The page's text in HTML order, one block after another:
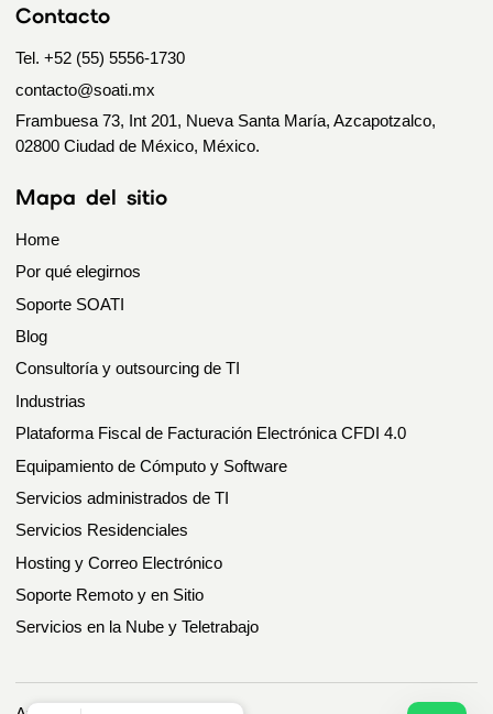
Contacto
Tel. +52 (55) 5556-1730
contacto@soati.mx
Frambuesa 73, Int 201, Nueva Santa María, Azcapotzalco,
02800 Ciudad de México, México.
Mapa del sitio
Home
Por qué elegirnos
Soporte SOATI
Blog
Consultoría y outsourcing de TI
Industrias
Plataforma Fiscal de Facturación Electrónica CFDI 4.0
Equipamiento de Cómputo y Software
Servicios administrados de TI
Servicios Residenciales
Hosting y Correo Electrónico
Soporte Remoto y en Sitio
Servicios en la Nube y Teletrabajo